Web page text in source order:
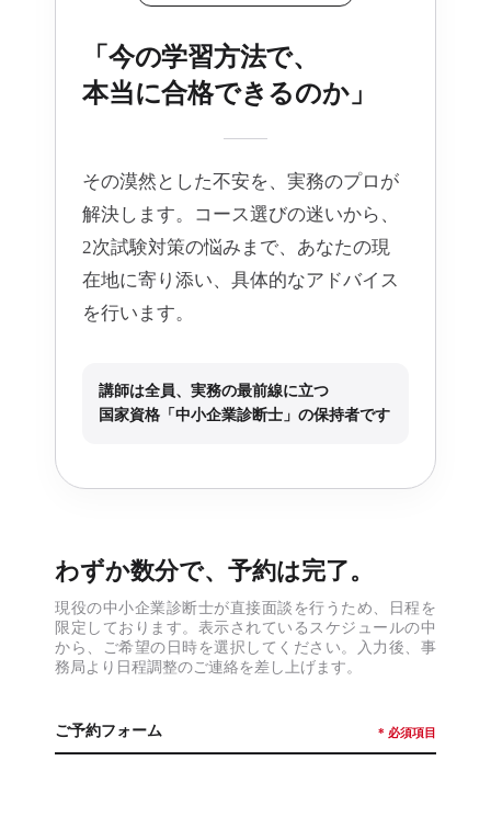
「今の学習方法で、
本当に合格できるのか」
その漠然とした不安を、実務のプロが
解決します。コース選びの迷いから、
2次試験対策の悩みまで、あなたの現
在地に寄り添い、具体的なアドバイス
を行います。
講師は全員、実務の最前線に立つ
国家資格「中小企業診断士」の保持者です
わずか数分で、予約は完了。
現役の中小企業診断士が直接面談を行うため、日程を
限定しております。表示されているスケジュールの中
から、ご希望の日時を選択してください。入力後、事
務局より日程調整のご連絡を差し上げます。
ご予約フォーム * 必須項目